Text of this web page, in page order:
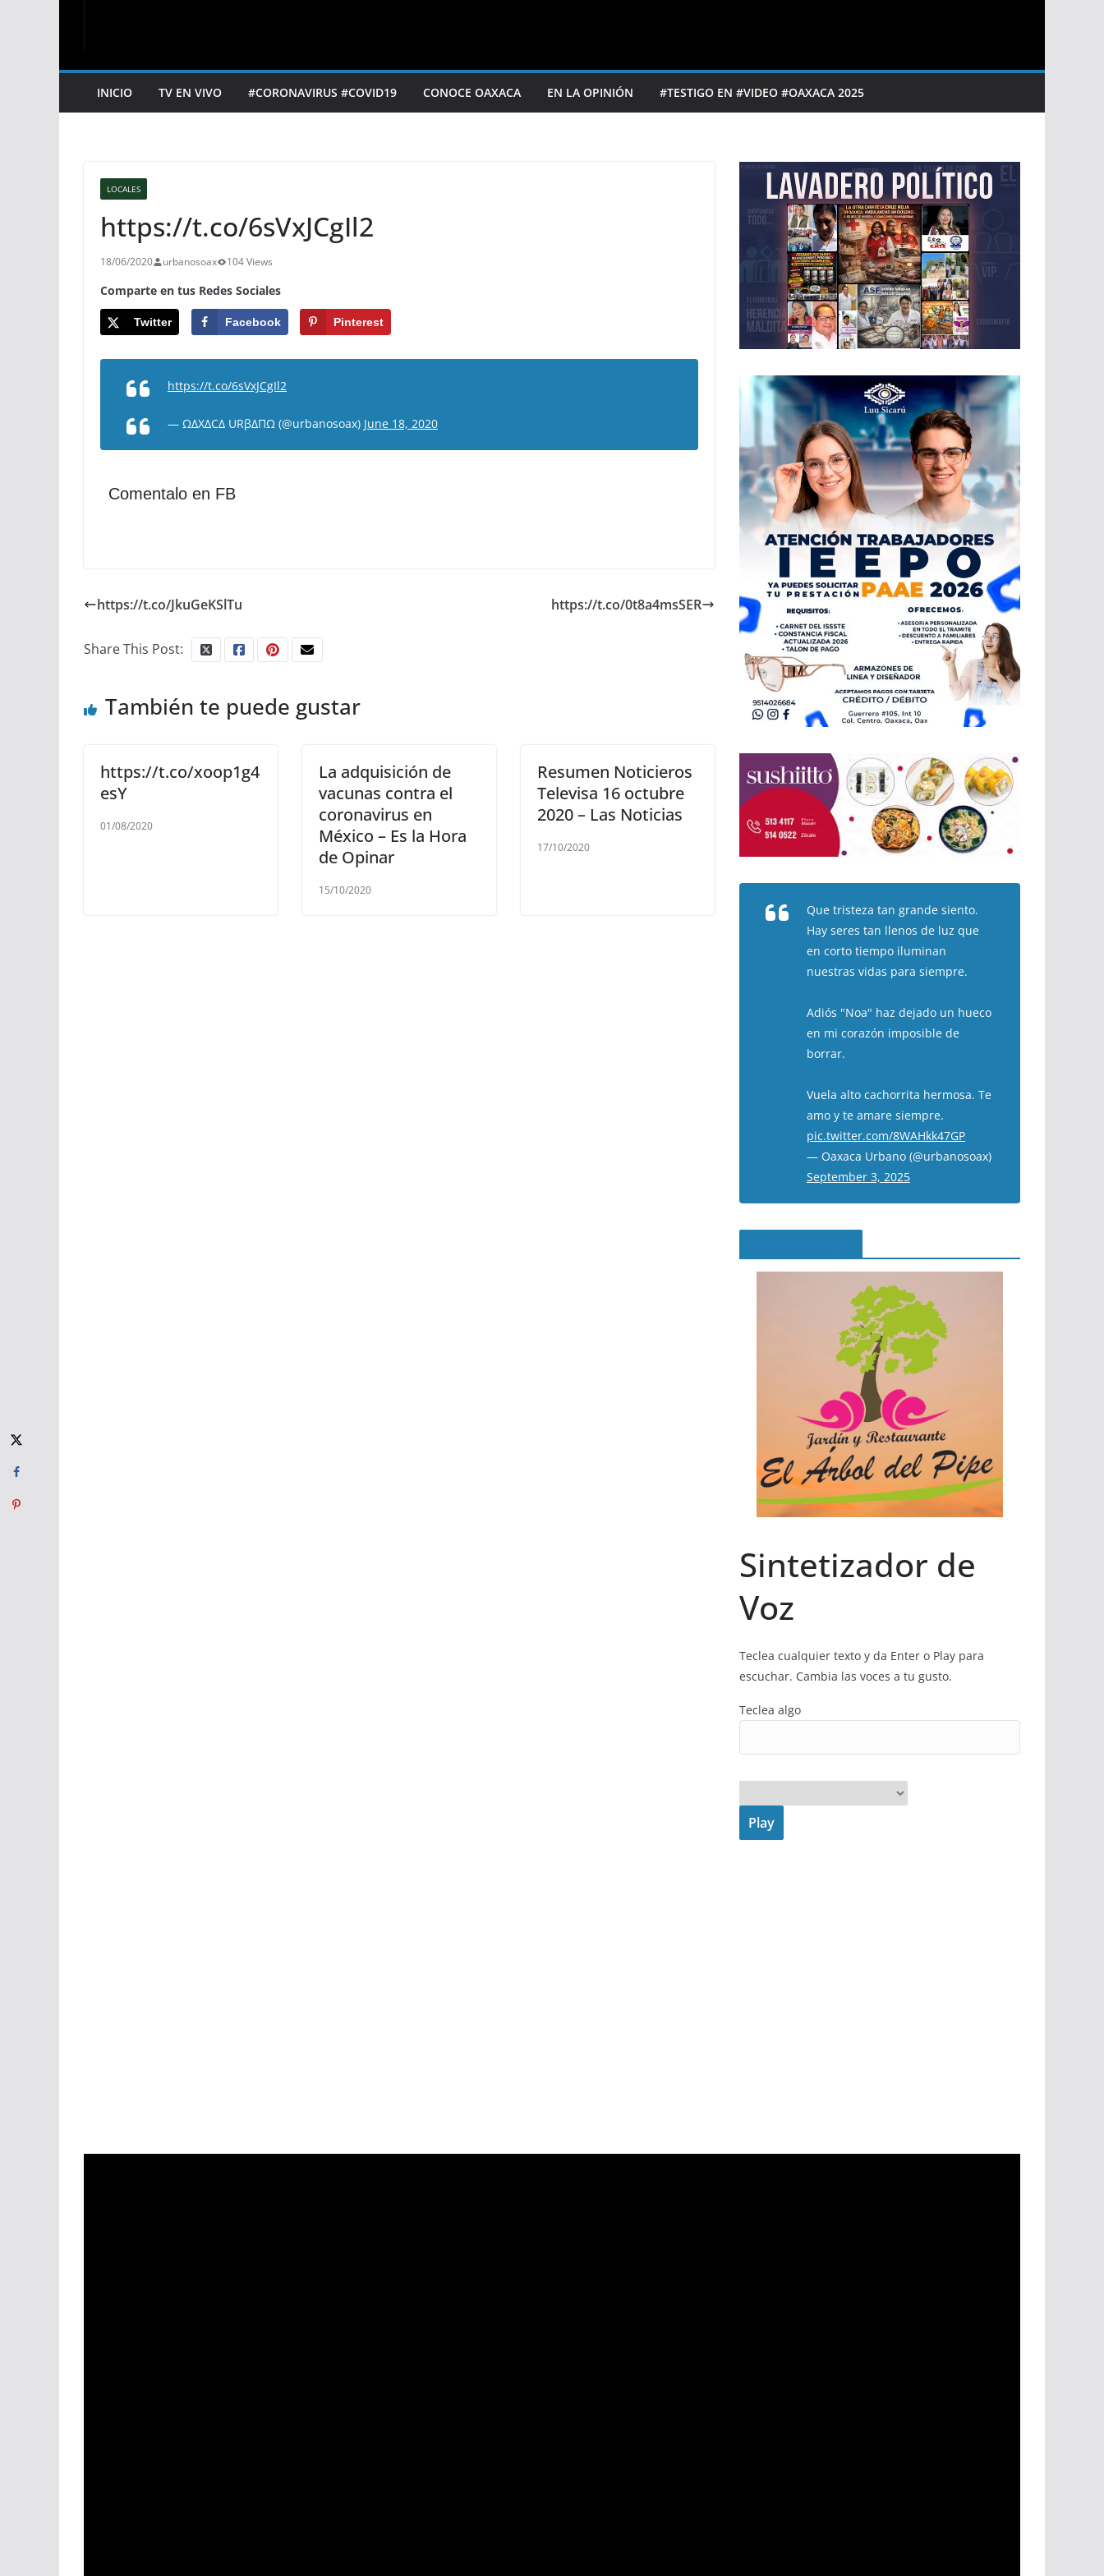
INICIO TV EN VIVO #CORONAVIRUS #COVID19 CONOCE OAXACA EN LA OPINIÓN #TESTIGO EN #VIDEO #OAXACA 2025
LOCALES
https://t.co/6sVxJCgIl2
18/06/2020 urbanosoax 104 Views
Comparte en tus Redes Sociales
Twitter Facebook Pinterest
https://t.co/6sVxJCgIl2
— ΩΔXΔCΔ URβΔΠΩ (@urbanosoax) June 18, 2020
Comentalo en FB
https://t.co/JkuGeKSlTu https://t.co/0t8a4msSER
Share This Post:
También te puede gustar
https://t.co/xoop1g4
esY
01/08/2020
La adquisición de
vacunas contra el
coronavirus en
México – Es la Hora
de Opinar
15/10/2020
Resumen Noticieros
Televisa 16 octubre
2020 – Las Noticias
17/10/2020
Que tristeza tan grande siento.
Hay seres tan llenos de luz que
en corto tiempo iluminan
nuestras vidas para siempre.
Adiós "Noa" haz dejado un hueco
en mi corazón imposible de
borrar.
Vuela alto cachorrita hermosa. Te
amo y te amare siempre.
pic.twitter.com/8WAHkk47GP
— Oaxaca Urbano (@urbanosoax)
September 3, 2025
Sintetizador de
Voz
Teclea cualquier texto y da Enter o Play para
escuchar. Cambia las voces a tu gusto.
Teclea algo
Play